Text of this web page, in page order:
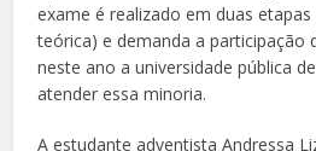
exame é realizado em duas
teórica) e demanda a participação
neste ano a universidade pública
atender essa minoria.
A estudante adventista Andressa